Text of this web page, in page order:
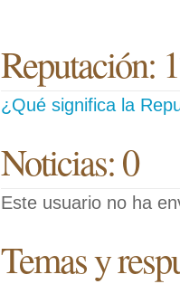
Reputación:
¿Qué significa la
Noticias: 0
Este usuario no ha
Temas y